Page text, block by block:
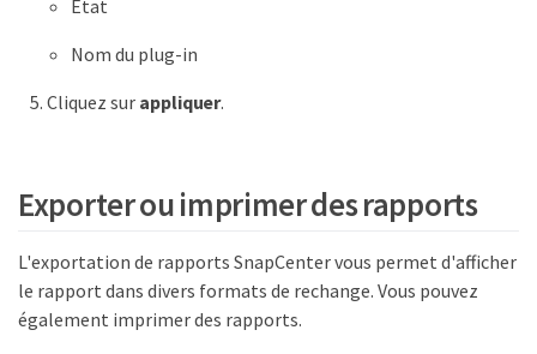
État
Nom du plug-in
Cliquez sur appliquer.
Exporter ou imprimer des rapports
L'exportation de rapports SnapCenter vous permet d'afficher
le rapport dans divers formats de rechange. Vous pouvez
également imprimer des rapports.